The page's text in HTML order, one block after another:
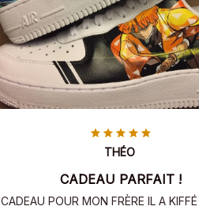
THÉO
CADEAU PARFAIT !
CADEAU POUR MON FRÈRE IL A